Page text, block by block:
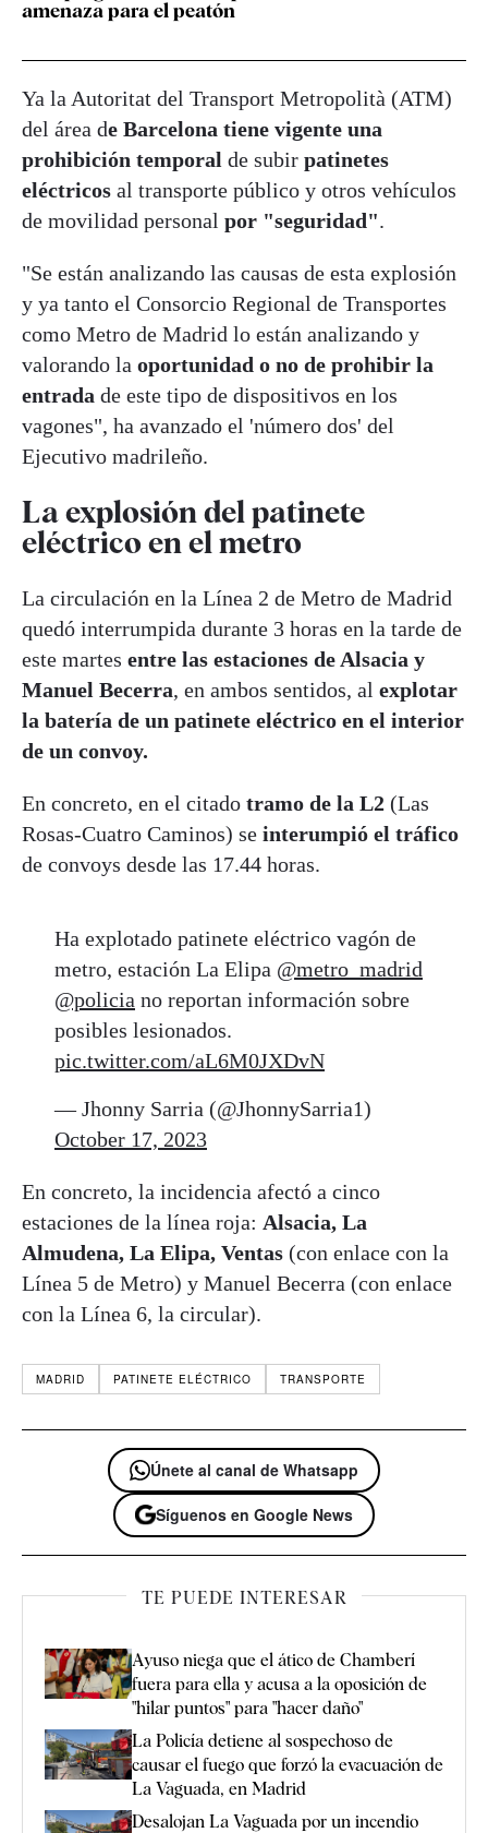
amenaza para el peatón
Ya la Autoritat del Transport Metropolità (ATM)
del área de Barcelona tiene vigente una
prohibición temporal de subir patinetes
eléctricos al transporte público y otros vehículos
de movilidad personal por "seguridad".
"Se están analizando las causas de esta explosión
y ya tanto el Consorcio Regional de Transportes
como Metro de Madrid lo están analizando y
valorando la oportunidad o no de prohibir la
entrada de este tipo de dispositivos en los
vagones", ha avanzado el 'número dos' del
Ejecutivo madrileño.
La explosión del patinete
eléctrico en el metro
La circulación en la Línea 2 de Metro de Madrid
quedó interrumpida durante 3 horas en la tarde de
este martes entre las estaciones de Alsacia y
Manuel Becerra, en ambos sentidos, al explotar
la batería de un patinete eléctrico en el interior
de un convoy.
En concreto, en el citado tramo de la L2 (Las
Rosas-Cuatro Caminos) se interumpió el tráfico
de convoys desde las 17.44 horas.
Ha explotado patinete eléctrico vagón de
metro, estación La Elipa @metro_madrid
@policia no reportan información sobre
posibles lesionados.
pic.twitter.com/aL6M0JXDvN
— Jhonny Sarria (@JhonnySarria1)
October 17, 2023
En concreto, la incidencia afectó a cinco
estaciones de la línea roja: Alsacia, La
Almudena, La Elipa, Ventas (con enlace con la
Línea 5 de Metro) y Manuel Becerra (con enlace
con la Línea 6, la circular).
MADRID PATINETE ELÉCTRICO TRANSPORTE
Únete al canal de Whatsapp
Síguenos en Google News
TE PUEDE INTERESAR
Ayuso niega que el ático de Chamberí
fuera para ella y acusa a la oposición de
"hilar puntos" para "hacer daño"
La Policía detiene al sospechoso de
causar el fuego que forzó la evacuación de
La Vaguada, en Madrid
Desalojan La Vaguada por un incendio